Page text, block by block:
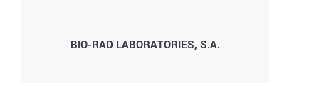
BIO-RAD LABORATORIES, S.A.